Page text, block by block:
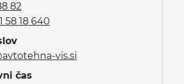
82
58 18 640
vis.si
čas